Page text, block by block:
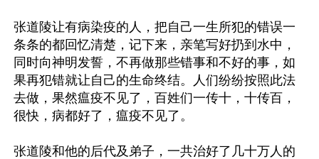
张道陵让有病染疫的人，把自己一生所犯的错误一
条条的都回忆清楚，记下来，亲笔写好扔到水中，
同时向神明发誓，不再做那些错事和不好的事，如
果再犯错就让自己的生命终结。人们纷纷按照此法
去做，果然瘟疫不见了，百姓们一传十，十传百，
很快，病都好了，瘟疫不见了。
张道陵和他的后代及弟子，一共治好了几十万人的